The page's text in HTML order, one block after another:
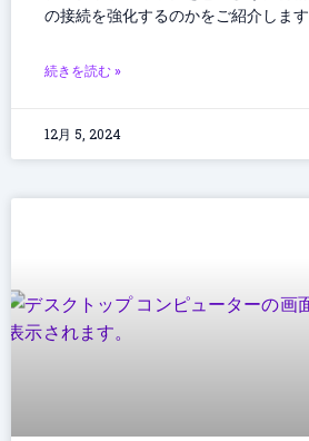
の接続を強化するのかをご紹介します
続きを読む »
12月 5, 2024